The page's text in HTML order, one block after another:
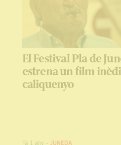
El Festival Pla de
estrena un film
caliquenyo
Fa 1 any-